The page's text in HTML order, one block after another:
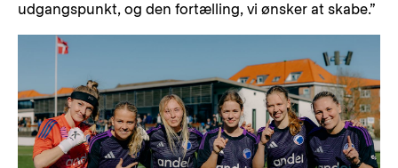
udgangspunkt, og den fortælling, vi ønsker at skabe.”